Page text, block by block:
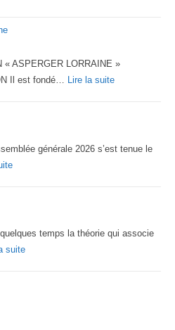
« ASPERGER LORRAINE »
Il est fondé… Lire la suite:
Lorraine
générale 2026 s’est tenue le
:
temps la théorie qui associe
suite: